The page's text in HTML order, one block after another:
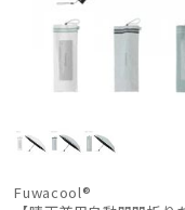
Fuwacool®